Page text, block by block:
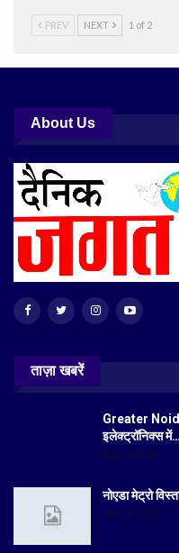
PREV NEXT 1 of 2
About Us
ताज़ा खबरें
Greater
इलेक्ट्रॉनिक्स में…
Aug 6, 2026
नोएडा मेट्रो
Jul 19, 2026